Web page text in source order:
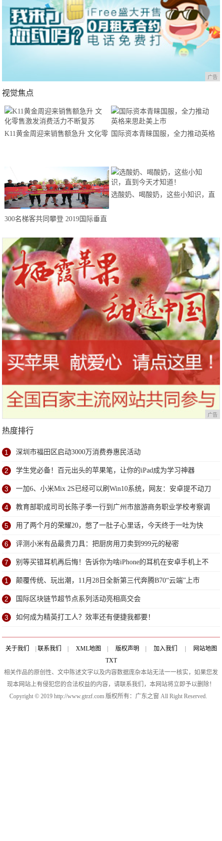
广告
视觉焦点
K11黄金周迎来销售额急升 文化零
国际资本青睐国服，全力推动英格
300名梯客共同攀登 2019国际垂直
站欢乐开跑
选酸奶、喝酸奶，这些小知识，直
广告
热度排行
1 深圳市福田区启动3000万消费券惠民活动
2 学生党必备！百元出头的苹果笔，让你的iPad成为学习神器
3 一加6、小米Mix 2S已经可以刷Win10系统，网友：安卓提不动刀
了？
4 教育部职成司司长陈子季一行到广州市旅游商务职业学校考察调
研
5 用了两个月的荣耀20，憋了一肚子心里话，今天终于一吐为快
6 评测小米有品最贵刀具：把厨房用刀卖到999元的秘密
7 别等买错耳机再后悔！告诉你为啥iPhone的耳机在安卓手机上不
能用
1 颠覆传统、玩出潮，11月28日全新第三代奔腾B70“云端”上市
2 国际区块链节超节点系列活动亮相高交会
3 如何成为精英打工人？效率还有便捷我都要！
关于我们 联系我们 XML地图 版权声明 加入我们
网站地图
TXT
相关作品的原创性、文中陈述文字以及内容数据庞杂本站无法一一核实，如果您发
现本网站上有侵犯您的合法权益的内容，请联系我们，本网站将立即予以删除！
Copyright © 2019 http://www.gtrzf.com 版权所有：广东之窗 All Right Reserved.